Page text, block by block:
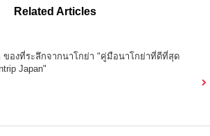
Related Articles
ของที่ระลึกจากนาโกย่า "คู่มือนาโกย่าที่ดีที่สุด
Japan"